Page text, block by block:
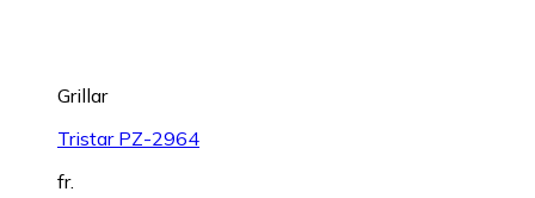
Grillar
Tristar PZ-2964
fr.